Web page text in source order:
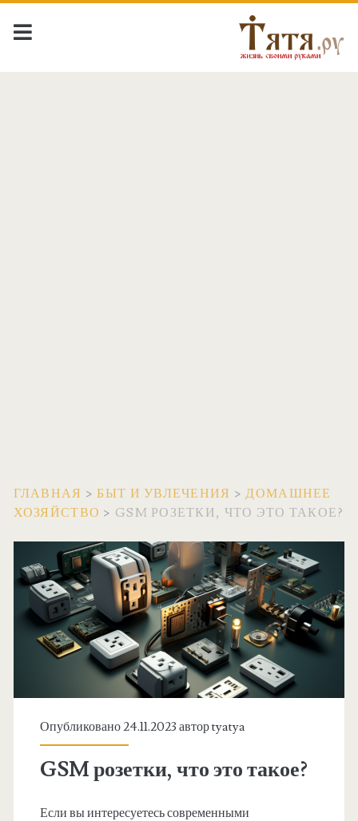
ГЛАВНАЯ >БЫТ И УВЛЕЧЕНИЯ >ДОМАШНЕЕ
ХОЗЯЙСТВО > GSM РОЗЕТКИ, ЧТО ЭТО ТАКОЕ?
Опубликовано 24.11.2023 авторtyatya
GSM розетки, что это такое?
Если вы интересуетесь современными